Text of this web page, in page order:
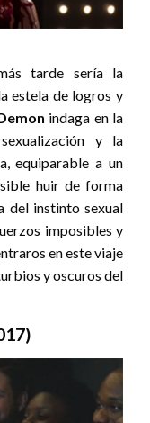
tarde sería la
estela de logros y
indaga en la
y la
equiparable a un
huir de forma
del instinto sexual
imposibles y
en este viaje
y oscuros del